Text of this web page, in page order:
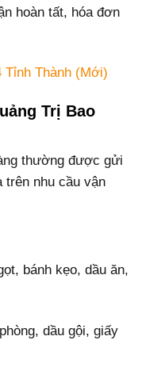
hoàn tất, hóa đơn
Tỉnh Thành (Mới)
Trị Bao
thường được gửi
trên nhu cầu vận
bánh kẹo, dầu ăn,
dầu gội, giấy